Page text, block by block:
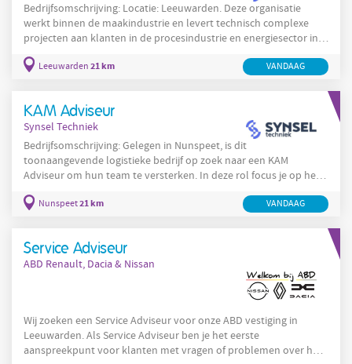
Bedrijfsomschrijving: Locatie: Leeuwarden. Deze organisatie
werkt binnen de maakindustrie en levert technisch complexe
projecten aan klanten in de procesindustrie en energiesector in
en rondom Leeuwarden. Het bedrijf richt zich op de realisatie van
industriële installaties met elektrische, mechanische en
regionale opdrachten tot grotere nationale
Leeuwarden 21 km VANDAAG
KAM Adviseur
Synsel Techniek
Bedrijfsomschrijving: Gelegen in Nunspeet, is dit
toonaangevende logistieke bedrijf op zoek naar een KAM
Adviseur om hun team te versterken. In deze rol focus je op het
complexe en snel veranderende logistieke omgeving. Je draagt
regelgeving. Dit biedt een unieke kans om je vaardigheden toe te
passen
Nunspeet21 km VANDAAG
Service Adviseur
ABD Renault, Dacia & Nissan
Wij zoeken een Service Adviseur voor onze ABD vestiging in
Leeuwarden. Als Service Adviseur ben je het eerste
aanspreekpunt voor klanten met vragen of problemen over hun